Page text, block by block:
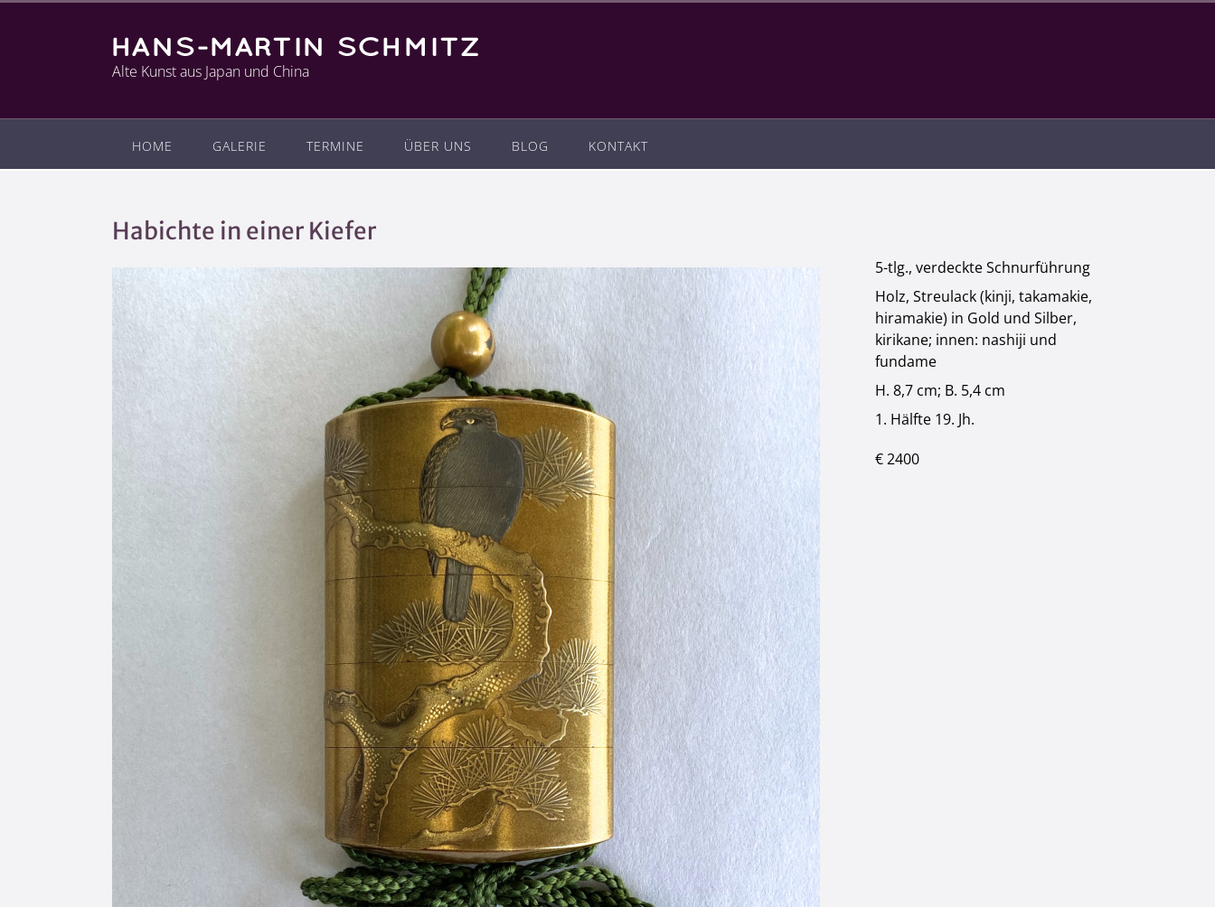
Alte Kunst aus Japan und China
HOME GALERIE TERMINE ÜBER UNS BLOG KONTAKT
Habichte in einer Kiefer
5-tlg., verdeckte Schnurführung
Holz, Streulack (kinji, takamakie,
hiramakie) in Gold und Silber,
kirikane; innen: nashiji und
fundame
H. 8,7 cm; B. 5,4 cm
1. Hälfte 19. Jh.
€ 2400